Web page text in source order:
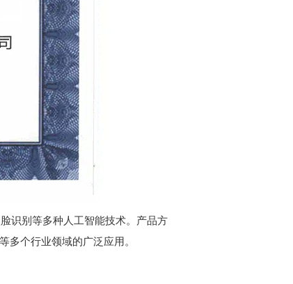
识别等多种人工智能技术。产品方
多个行业领域的广泛应用。